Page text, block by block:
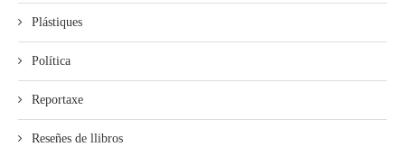
Plástiques
Política
Reportaxe
Reseñes de llibros